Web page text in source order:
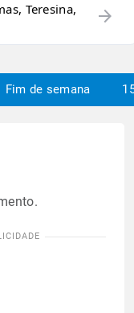
Teresina,
arrow_forward
Fim de semana